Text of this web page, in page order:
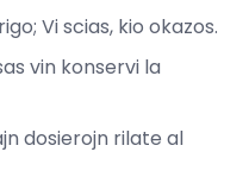
Vi scias, kio okazos.
vin konservi la
dosierojn rilate al